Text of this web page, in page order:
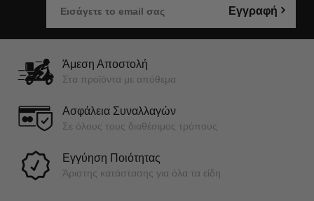
Εγγραφή
Άμεση Αποστολή
Στα προϊόντα με απόθεμα
Ασφάλεια Συναλλαγών
Σε όλους τους διαθέσιμος τρόπους
Εγγύηση Ποιότητας
Άριστης κατάστασης για όλα τα είδη